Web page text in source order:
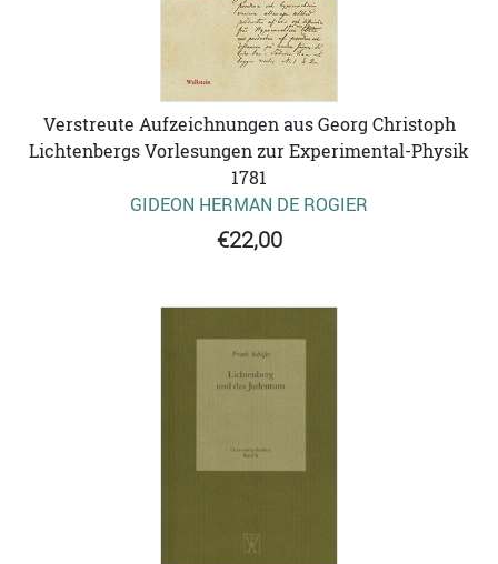
Verstreute Aufzeichnungen aus Georg Christoph
Lichtenbergs Vorlesungen zur Experimental-Physik
1781
GIDEON HERMAN DE ROGIER
€22,00